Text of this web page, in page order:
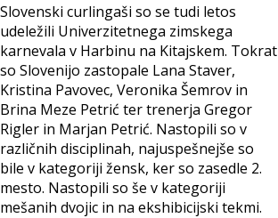
Slovenski curlingaši so se tudi letos
udeležili Univerzitetnega zimskega
karnevala v Harbinu na Kitajskem. Tokrat
so Slovenijo zastopale Lana Staver,
Kristina Pavovec, Veronika Šemrov in
Brina Meze Petrić ter trenerja Gregor
Rigler in Marjan Petrić. Nastopili so v
različnih disciplinah, najuspešnejše so
bile v kategoriji žensk, ker so zasedle 2.
mesto. Nastopili so še v kategoriji
mešanih dvojic in na ekshibicijski tekmi.